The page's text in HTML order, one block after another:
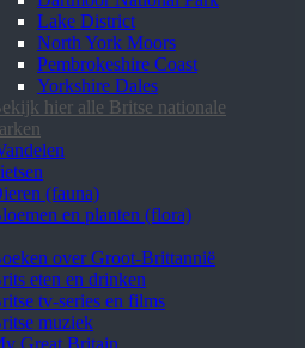
Lake District
North York Moors
Pembrokeshire Coast
Yorkshire Dales
hier alle Britse nationale
(fauna)
en planten (flora)
over Groot-Brittannië
eten en drinken
tv-series en films
muziek
Great Britain